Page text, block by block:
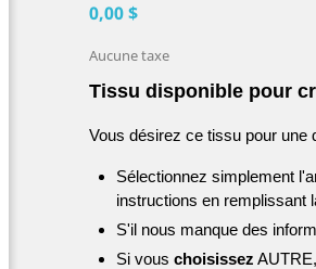
0,00 $
Aucune taxe
Tissu disponible pour
Vous désirez ce tissu pour une
Sélectionnez simplement
instructions en remplissant
S'il nous manque des
Si vous choisissez